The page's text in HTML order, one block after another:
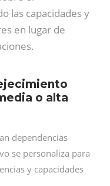
las capacidades y
en lugar de
o alta
dependencias
se personaliza para
y capacidades